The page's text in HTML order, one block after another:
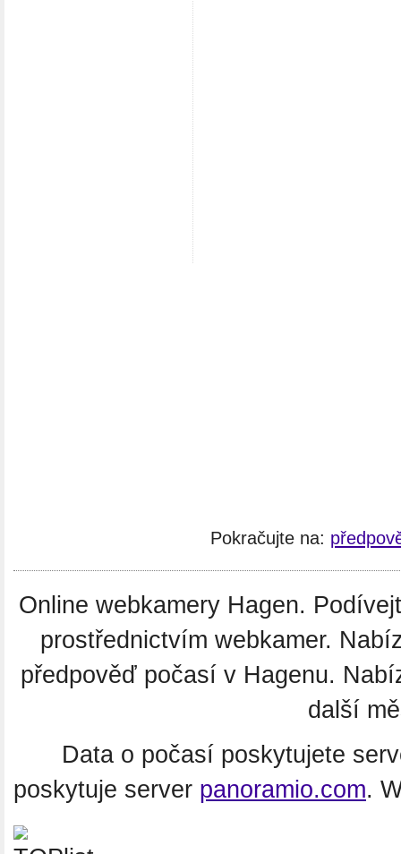
Pokračujte na:
Online webkamery Hagen.
prostřednictvím webkamer.
předpověď počasí v Hagenu.
další
Data o počasí poskytujete
poskytuje server panoramio.com.